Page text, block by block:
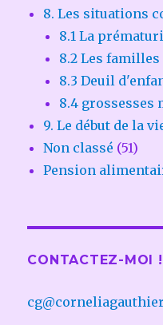
8. Les situations
8.1 La
8.2 Les
8.3 Deuil
8.4 grossesses
9. Le début de la
Non classé (51)
Pension
CONTACTEZ-MOI !